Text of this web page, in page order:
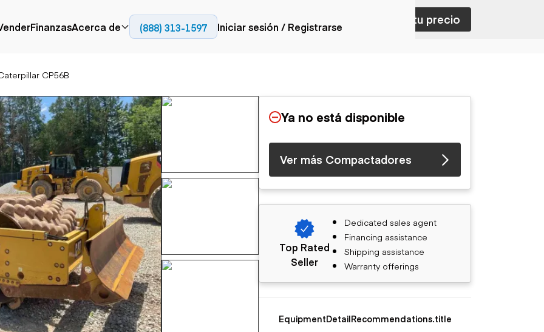
Aérea
Camiones con
plataforma
Grúas
Carretillas elevadoras
Ascensores
Manipuladores
telescópicos
Movimiento de
tierra
Retroexcavadoras
Topadoras
Cargadoras compactas
sobre orugas
Excavadoras
Motoniveladoras
Minicargadoras
Omitir cargadores
Fresadoras en frío
Compactadores
Adoquines
Recuperadores de
carreteras
Generación de
energía
Generadores
Trailers
Remolques volcados
Remolques de
plataforma
Camiones articulados
Camiones con
plataforma
Camiones de
transporte
Camiones fuera de
carretera
Camiones de servicio
Camiones con
remolque cisterna
FinanzasAcerca de
Blog
(888) 313-1597 Iniciar sesión / Registrarse
CP56B
Contactar con ventas Nombra tu precio
Ya no está disponible
Ver más Compactadores
Top Rated
Seller
Dedicated sales agent
Financing assistance
Shipping assistance
Warranty offerings
EquipmentDetailRecommendations.title